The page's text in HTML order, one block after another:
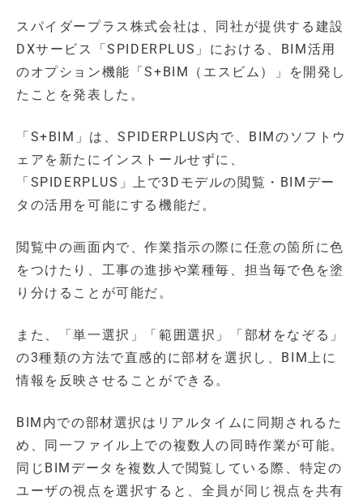
スパイダープラス株式会社は、同社が提供する建設
DXサービス「SPIDERPLUS」における、BIM活用
のオプション機能「S+BIM（エスビム）」を開発し
たことを発表した。
「S+BIM」は、SPIDERPLUS内で、BIMのソフトウ
ェアを新たにインストールせずに、
「SPIDERPLUS」上で3Dモデルの閲覧・BIMデー
タの活用を可能にする機能だ。
閲覧中の画面内で、作業指示の際に任意の箇所に色
をつけたり、工事の進捗や業種毎、担当毎で色を塗
り分けることが可能だ。
また、「単一選択」「範囲選択」「部材をなぞる」
の3種類の方法で直感的に部材を選択し、BIM上に
情報を反映させることができる。
BIM内での部材選択はリアルタイムに同期されるた
め、同一ファイル上での複数人の同時作業が可能。
同じBIMデータを複数人で閲覧している際、特定の
ユーザの視点を選択すると、全員が同じ視点を共有